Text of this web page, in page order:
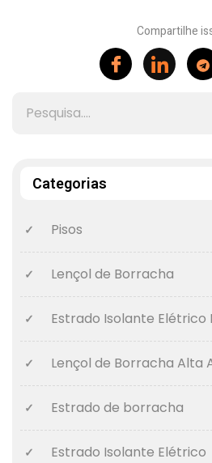
Compartilhe
Categorias
Pisos
Lençol de Borracha
Estrado Isolante Elétrico
Lençol de Borracha Alta
Estrado de borracha
Estrado Isolante Elétrico